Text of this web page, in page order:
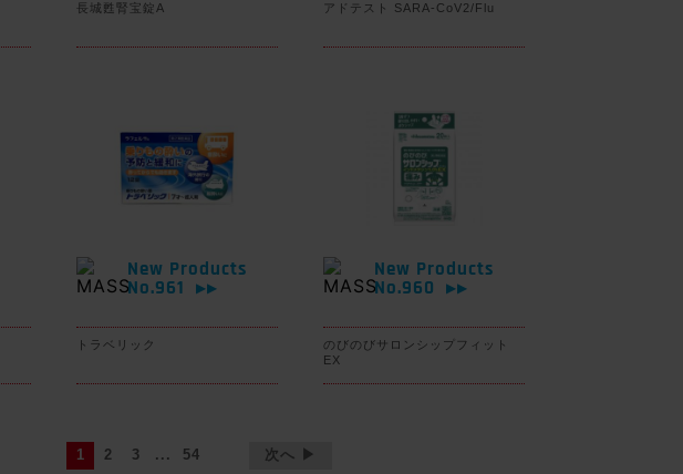
長城甦腎宝錠A アドテスト SARA-CoV2/Flu
New Products
No.961
▶▶
トラベリック
New Products
No.960
▶▶
のびのびサロンシップフィット
EX
1 2 3 ... 54 次へ ▶